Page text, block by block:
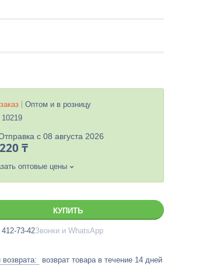
Оптом и в розницу
10219
с 08 августа 2026
₸
оптовые цены
КУПИТЬ
73-42Звонки и WhatsApp
возврат товара в течение 14 дней